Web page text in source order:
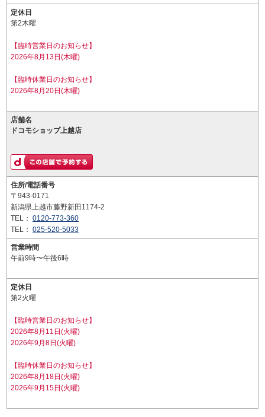
定休日
第2木曜
【臨時営業日のお知らせ】
2026年8月13日(木曜)
【臨時休業日のお知らせ】
2026年8月20日(木曜)
店舗名
ドコモショップ上越店
住所/電話番号
〒943-0171
新潟県上越市藤野新田1174-2
TEL： 0120-773-360
TEL： 025-520-5033
営業時間
午前9時〜午後6時
定休日
第2火曜
【臨時営業日のお知らせ】
2026年8月11日(火曜)
2026年9月8日(火曜)
【臨時休業日のお知らせ】
2026年8月18日(火曜)
2026年9月15日(火曜)